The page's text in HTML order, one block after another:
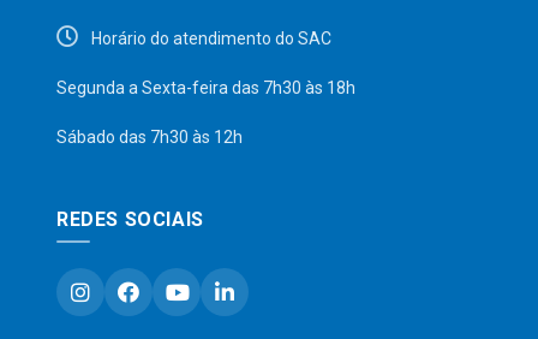
Horário do atendimento do SAC
Segunda a Sexta-feira das 7h30 às 18h
Sábado das 7h30 às 12h
REDES SOCIAIS